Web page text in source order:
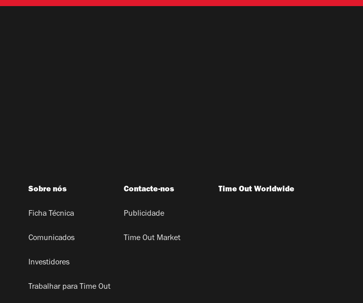
Sobre nós
Ficha Técnica
Comunicados
Investidores
Trabalhar para Time Out
Contacte-nos
Publicidade
Time Out Market
Time Out Worldwide